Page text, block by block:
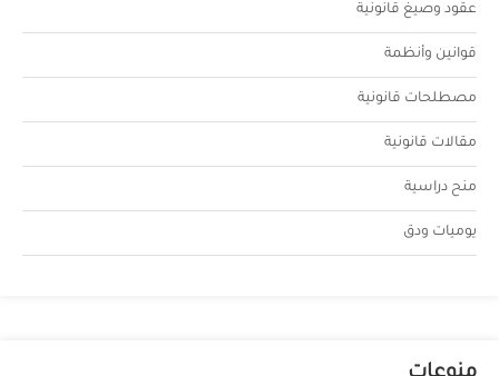
عقود وصيغ قانونية
قوانين وأنظمة
مصطلحات قانونية
مقالات قانونية
منح دراسية
يوميات ودق